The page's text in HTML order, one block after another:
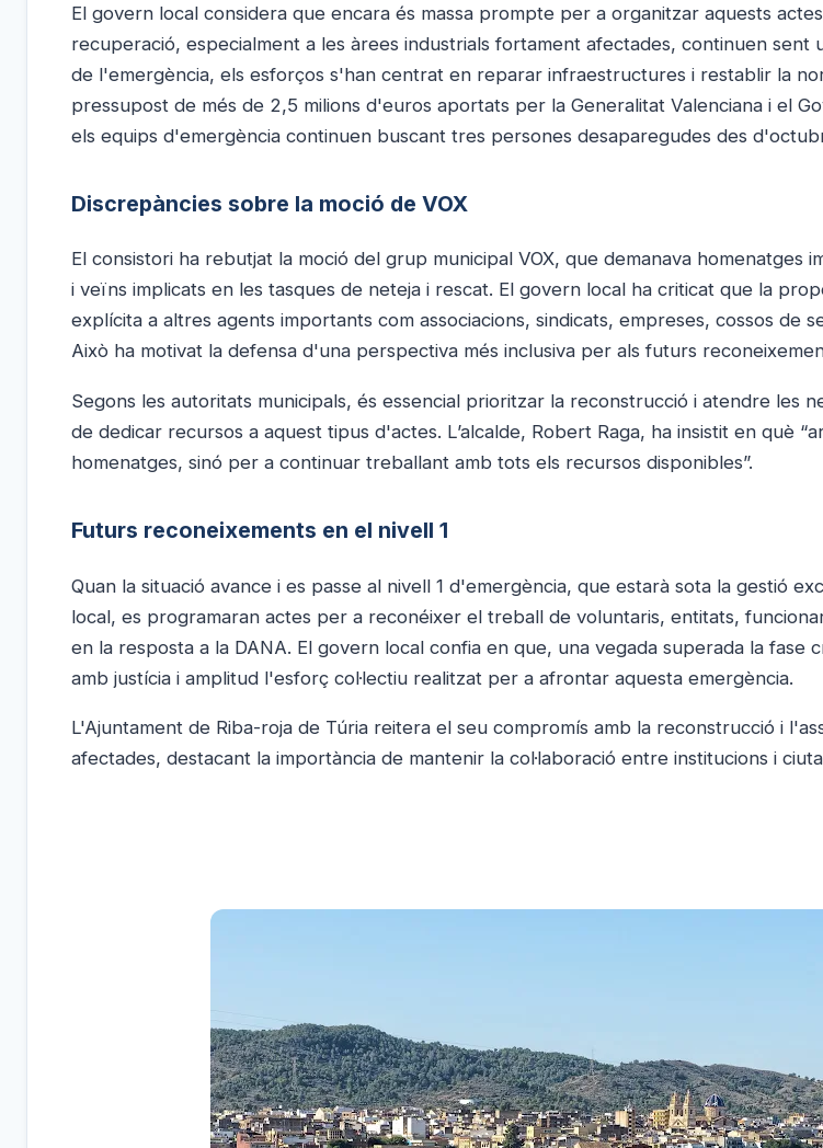
El govern local considera que encara és massa prompte per a organitzar aquests
recuperació, especialment a les àrees industrials fortament afectades, continuen sent
de l'emergència, els esforços s'han centrat en reparar infraestructures i restablir la
pressupost de més de 2,5 milions d'euros aportats per la Generalitat Valenciana i el
els equips d'emergència continuen buscant tres persones desaparegudes des
Discrepàncies sobre la moció de VOX
El consistori ha rebutjat la moció del grup municipal VOX, que demanava homenatges
i veïns implicats en les tasques de neteja i rescat. El govern local ha criticat que la
explícita a altres agents importants com associacions, sindicats, empreses, cossos de
Això ha motivat la defensa d'una perspectiva més inclusiva per als futurs
Segons les autoritats municipals, és essencial prioritzar la reconstrucció i atendre les
de dedicar recursos a aquest tipus d'actes. L’alcalde, Robert Raga, ha insistit en què
homenatges, sinó per a continuar treballant amb tots els recursos disponibles”.
Futurs reconeixements en el nivell 1
Quan la situació avance i es passe al nivell 1 d'emergència, que estarà sota la gestió
local, es programaran actes per a reconéixer el treball de voluntaris, entitats,
en la resposta a la DANA. El govern local confia en que, una vegada superada la fase
amb justícia i amplitud l'esforç col·lectiu realitzat per a afrontar aquesta emergència.
L'Ajuntament de Riba-roja de Túria reitera el seu compromís amb la reconstrucció i
afectades, destacant la importància de mantenir la col·laboració entre institucions i